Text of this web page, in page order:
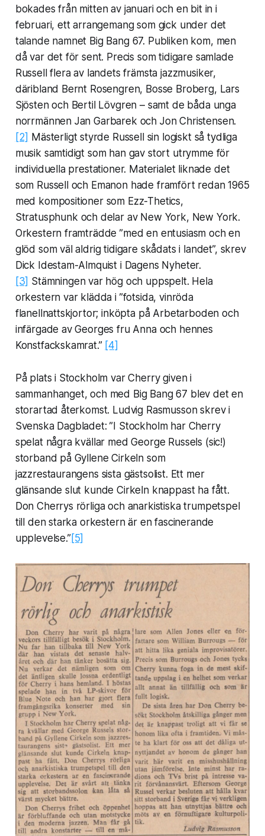
bokades från mitten av januari och en bit in i
februari, ett arrangemang som gick under det
talande namnet Big Bang 67. Publiken kom, men
då var det för sent. Precis som tidigare samlade
Russell flera av landets främsta jazzmusiker,
däribland Bernt Rosengren, Bosse Broberg, Lars
Sjösten och Bertil Lövgren – samt de båda unga
norrmännen Jan Garbarek och Jon Christensen.
[2] Mästerligt styrde Russell sin logiskt så tydliga
musik samtidigt som han gav stort utrymme för
individuella prestationer. Materialet liknade det
som Russell och Emanon hade framfört redan 1965
med kompositioner som Ezz-Thetics,
Stratusphunk och delar av New York, New York.
Orkestern framträdde ”med en entusiasm och en
glöd som väl aldrig tidigare skådats i landet”, skrev
Dick Idestam-Almquist i Dagens Nyheter.
[3] Stämningen var hög och uppspelt. Hela
orkestern var klädda i ”fotsida, vinröda
flanellnattskjortor; inköpta på Arbetarboden och
infärgade av Georges fru Anna och hennes
Konstfackskamrat.” [4]
På plats i Stockholm var Cherry given i
sammanhanget, och med Big Bang 67 blev det en
storartad återkomst. Ludvig Rasmusson skrev i
Svenska Dagbladet: ”I Stockholm har Cherry
spelat några kvällar med George Russels (sic!)
storband på Gyllene Cirkeln som
jazzrestaurangens sista gästsolist. Ett mer
glänsande slut kunde Cirkeln knappast ha fått.
Don Cherrys rörliga och anarkistiska trumpetspel
till den starka orkestern är en fascinerande
upplevelse.”[5]